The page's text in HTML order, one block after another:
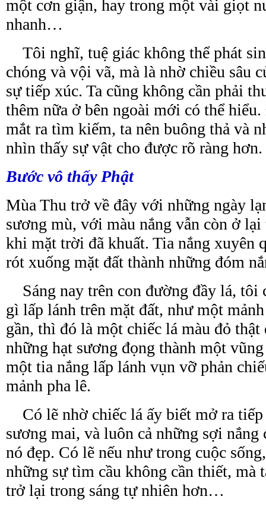
một cơn giận, hay trong một vài giọt
nhanh…
Tôi nghĩ, tuệ giác không thể phát
chóng và vội vã, mà là nhờ chiều sâu
sự tiếp xúc. Ta cũng không cần phải
thêm nữa ở bên ngoài mới có thể
mắt ra tìm kiếm, ta nên buông thả và
nhìn thấy sự vật cho được rõ ràng hơn.
Bước vô thấy Phật
Mùa Thu trở về đây với những ngày
sương mù, với màu nắng vẫn còn ở lại
khi mặt trời đã khuất. Tia nắng xuyên
rót xuống mặt đất thành những đóm
Sáng nay trên con đường đầy lá, tôi
gì lấp lánh trên mặt đất, như một
gần, thì đó là một chiếc lá màu đỏ thật
những hạt sương đọng thành một
một tia nắng lấp lánh vụn vỡ phản
mảnh pha lê.
Có lẽ nhờ chiếc lá ấy biết mở ra
sương mai, và luôn cả những sợi nắng
nó đẹp. Có lẽ nếu như trong cuộc
những sự tìm cầu không cần thiết, mà
trở lại trong sáng tự nhiên hơn…